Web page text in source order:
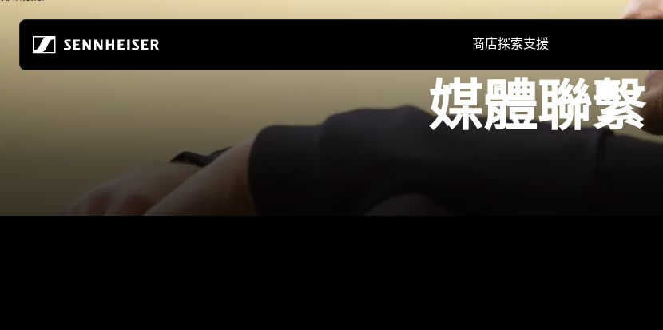
商店探索支援
耳塞式耳機
居家聆聽
行動聆聽
輔助聽力
電視輔助聽力
備用零件與配件
所有優惠
80年來，我們持續開創音頻的未來
聆聽世界基金會
技術
AMBEO|OS 與 Smart Control 應用程式
媒體聯繫